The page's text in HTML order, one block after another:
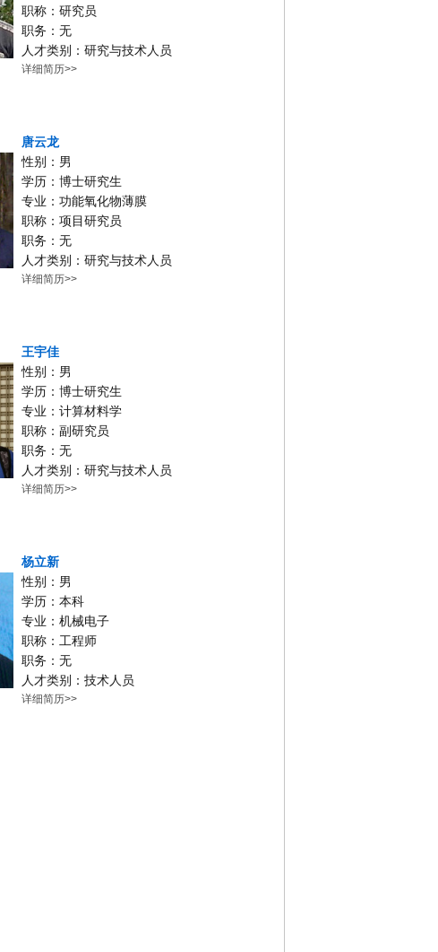
职称：研究员
职务：无
人才类别：研究与技术人员
详细简历>>
唐云龙
性别：男
学历：博士研究生
专业：功能氧化物薄膜
职称：项目研究员
职务：无
人才类别：研究与技术人员
详细简历>>
王宇佳
性别：男
学历：博士研究生
专业：计算材料学
职称：副研究员
职务：无
人才类别：研究与技术人员
详细简历>>
杨立新
性别：男
学历：本科
专业：机械电子
职称：工程师
职务：无
人才类别：技术人员
详细简历>>